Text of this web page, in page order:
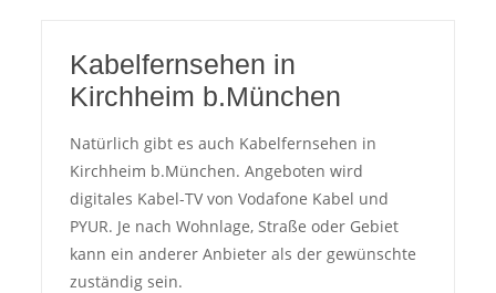
Kabelfernsehen in
Kirchheim b.München
Natürlich gibt es auch Kabelfernsehen in
Kirchheim b.München. Angeboten wird
digitales Kabel-TV von Vodafone Kabel und
PYUR. Je nach Wohnlage, Straße oder Gebiet
kann ein anderer Anbieter als der gewünschte
zuständig sein.